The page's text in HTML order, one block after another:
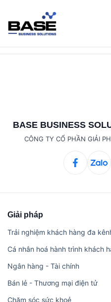
nội
dung
BASE BUSINESS
CÔNG TY CỔ PHẦN GIẢI
Giải pháp
Trải nghiệm khách hàng đa
Cá nhân hoá hành trình khách
Ngân hàng - Tài chính
Bán lẻ - Thương mại điện tử
Chăm sóc sức khoẻ